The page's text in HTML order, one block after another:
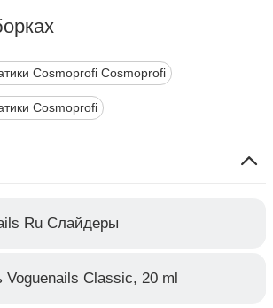
Cosmoprofi Cosmoprofi
Cosmoprofi
Ru Слайдеры
Voguenails Classic, 20 ml